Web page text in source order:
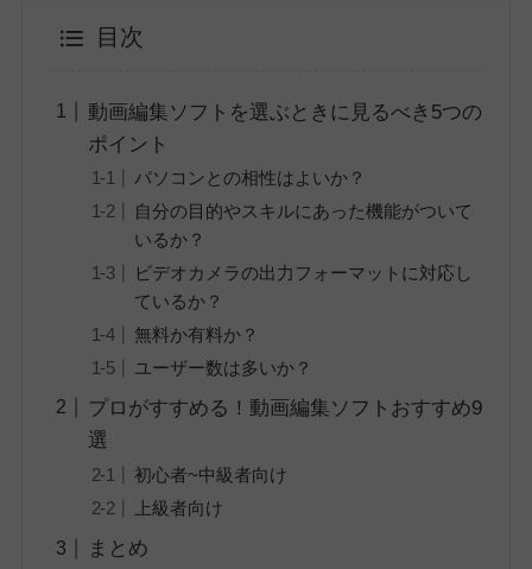
目次
動画編集ソフトを選ぶときに見るべき5つの
ポイント
パソコンとの相性はよいか？
自分の目的やスキルにあった機能がついて
いるか？
ビデオカメラの出力フォーマットに対応し
ているか？
無料か有料か？
ユーザー数は多いか？
プロがすすめる！動画編集ソフトおすすめ9
選
初心者~中級者向け
上級者向け
まとめ